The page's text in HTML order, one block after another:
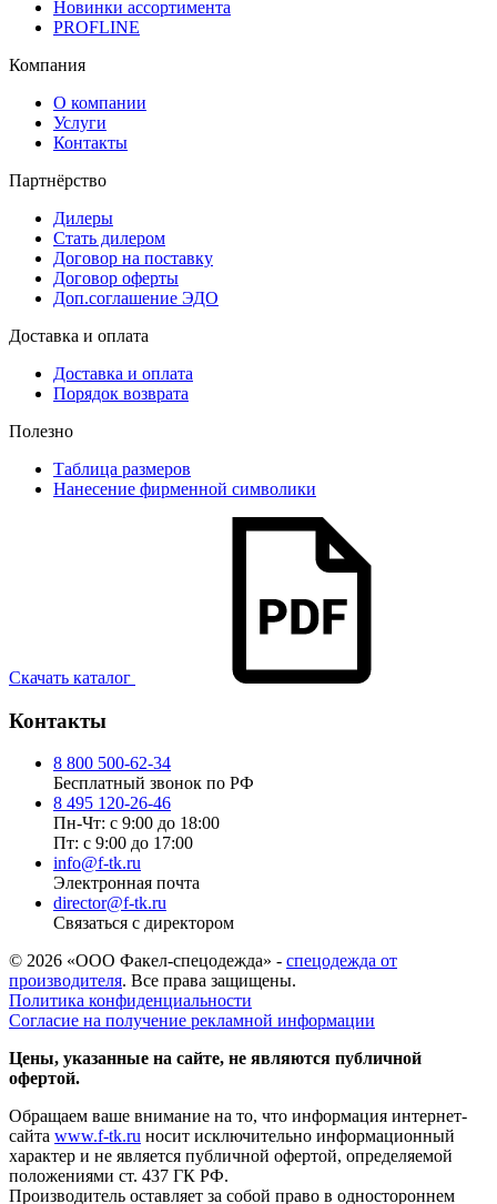
Новинки ассортимента
PROFLINE
Компания
О компании
Услуги
Контакты
Партнёрство
Дилеры
Стать дилером
Договор на поставку
Договор оферты
Доп.соглашение ЭДО
Доставка и оплата
Доставка и оплата
Порядок возврата
Полезно
Таблица размеров
Нанесение фирменной символики
Скачать каталог
Контакты
8 800 500-62-34
Бесплатный звонок по РФ
8 495 120-26-46
Пн-Чт: с 9:00 до 18:00
Пт: с 9:00 до 17:00
info@f-tk.ru
Электронная почта
director@f-tk.ru
Связаться с директором
© 2026 «ООО Факел-спецодежда» - спецодежда от
производителя. Все права защищены.
Политика конфиденциальности
Согласие на получение рекламной информации
Цены, указанные на сайте, не являются публичной
офертой.
Обращаем ваше внимание на то, что информация интернет-
сайта www.f-tk.ru носит исключительно информационный
характер и не является публичной офертой, определяемой
положениями ст. 437 ГК РФ.
Производитель оставляет за собой право в одностороннем